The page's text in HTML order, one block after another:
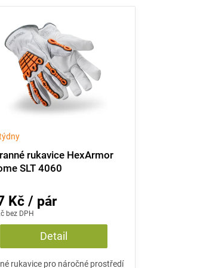
rukavice HexArmor
SLT 4060
bez DPH
Kč / pár
Detail
rukavice pro náročné prostředí